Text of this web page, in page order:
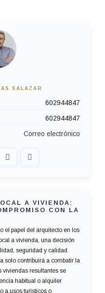
SALAZAR
602944847
602944847
Correo electrónico
A VIVIENDA:
CON LA
el papel del arquitecto en los
a vivienda, una decisión
seguridad y calidad
solo contribuirá a combatir la
viviendas resultantes se
habitual o alquiler
a usos turísticos o